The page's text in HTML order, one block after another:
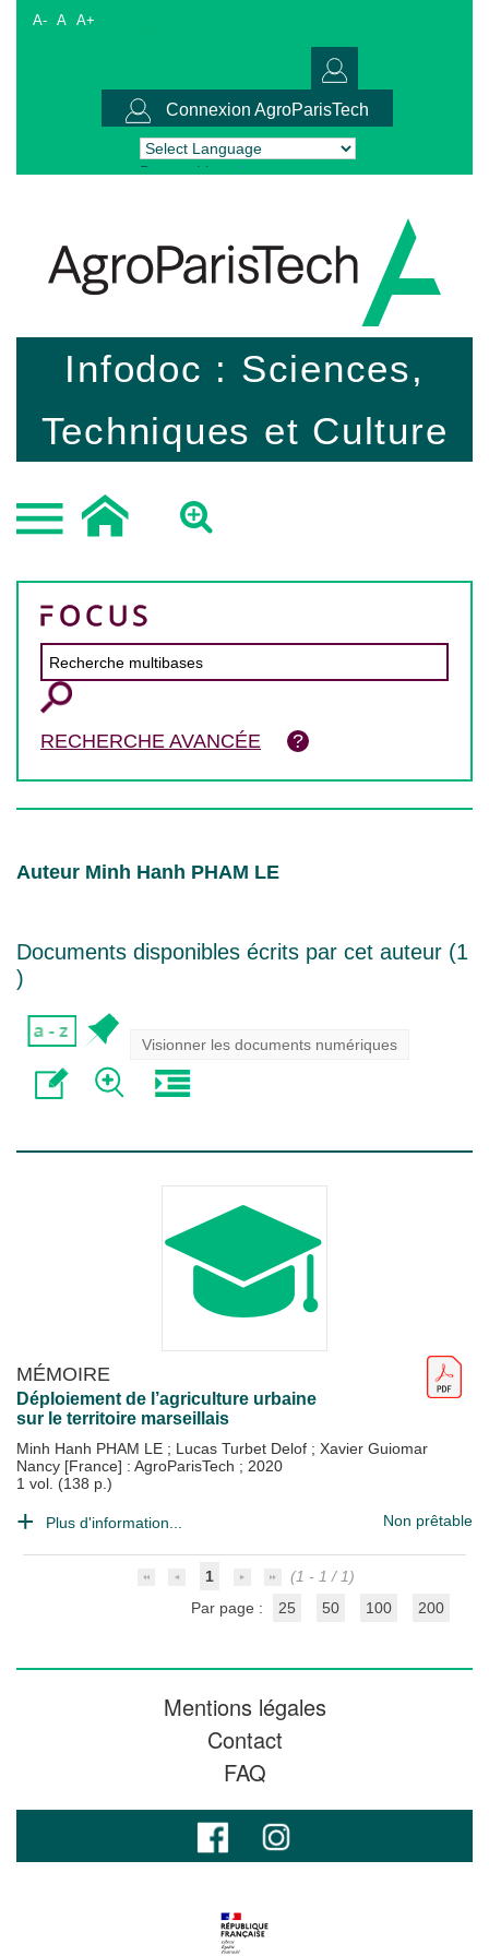
A- A A+
Connexion AgroParisTech
Powered by Translate
Infodoc : Sciences,
Techniques et Culture
RECHERCHE AVANCÉE
Auteur Minh Hanh PHAM LE
Documents disponibles écrits par cet auteur (1
)
Visionner les documents numériques
MÉMOIRE
Déploiement de l’agriculture urbaine
sur le territoire marseillais
Minh Hanh PHAM LE ; Lucas Turbet Delof ; Xavier Guiomar
Nancy [France] : AgroParisTech ; 2020
1 vol. (138 p.)
Plus d'information... Non prêtable
1
(1 - 1 / 1)
Par page :
25 50 100 200
Mentions légales
Contact
FAQ